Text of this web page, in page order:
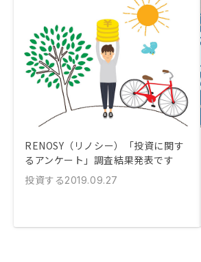
RENOSY（リノシー）「投資に関す
るアンケート」調査結果発表です
投資する2019.09.27